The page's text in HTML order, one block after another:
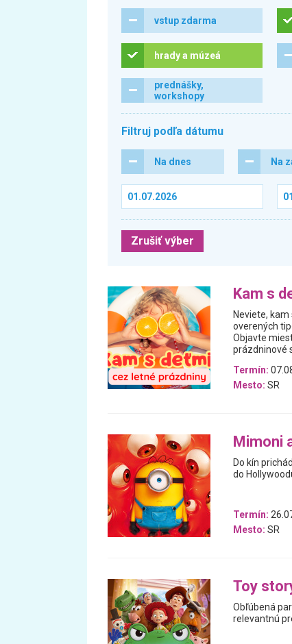
vstup zdarma
hrady a múzeá
prednášky,
workshopy
Filtruj podľa dátumu
Na dnes Na
Zrušiť výber
Kam s
Neviete,
overených
Objavte
prázdninové
Termín:
Mesto: SR
Mimoni
Do kín
do
Termín:
Mesto: SR
Toy
Obľúbená
relevantnú